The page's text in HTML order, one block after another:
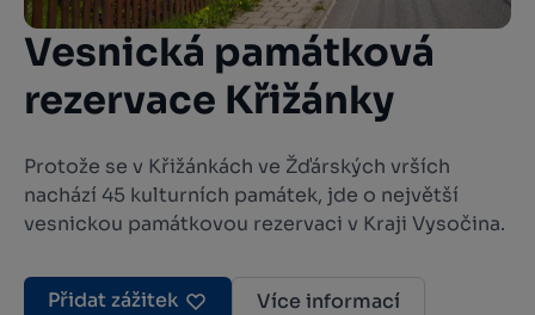
Vesnická památková
rezervace Křižánky
Protože se v Křižánkách ve Žďárských vrších
nachází 45 kulturních památek, jde o největší
vesnickou památkovou rezervaci v Kraji Vysočina.
Přidat zážitek
Více informací